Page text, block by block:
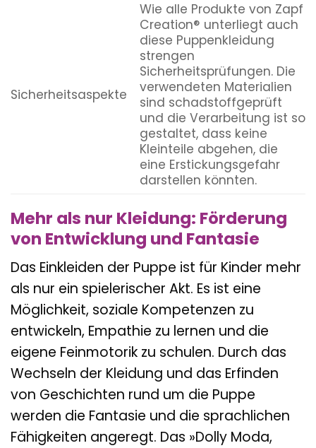
Sicherheitsaspekte
Wie alle Produkte von Zapf
Creation® unterliegt auch
diese Puppenkleidung
strengen
Sicherheitsprüfungen. Die
verwendeten Materialien
sind schadstoffgeprüft
und die Verarbeitung ist so
gestaltet, dass keine
Kleinteile abgehen, die
eine Erstickungsgefahr
darstellen könnten.
Mehr als nur Kleidung: Förderung
von Entwicklung und Fantasie
Das Einkleiden der Puppe ist für Kinder mehr
als nur ein spielerischer Akt. Es ist eine
Möglichkeit, soziale Kompetenzen zu
entwickeln, Empathie zu lernen und die
eigene Feinmotorik zu schulen. Durch das
Wechseln der Kleidung und das Erfinden
von Geschichten rund um die Puppe
werden die Fantasie und die sprachlichen
Fähigkeiten angeregt. Das »Dolly Moda,